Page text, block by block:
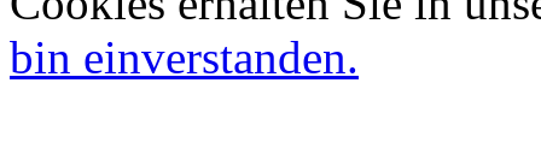
bin einverstanden.